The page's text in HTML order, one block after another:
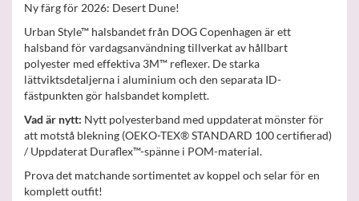
Ny färg för 2026: Desert Dune!
Urban Style™ halsbandet från DOG Copenhagen är ett
halsband för vardagsanvändning tillverkat av hållbart
polyester med effektiva 3M™ reflexer. De starka
lättviktsdetaljerna i aluminium och den separata ID-
fästpunkten gör halsbandet komplett.
Vad är nytt: Nytt polyesterband med uppdaterat mönster för
att motstå blekning (OEKO-TEX® STANDARD 100 certifierad)
/ Uppdaterat Duraflex™-spänne i POM-material.
Prova det matchande sortimentet av koppel och selar för en
komplett outfit!